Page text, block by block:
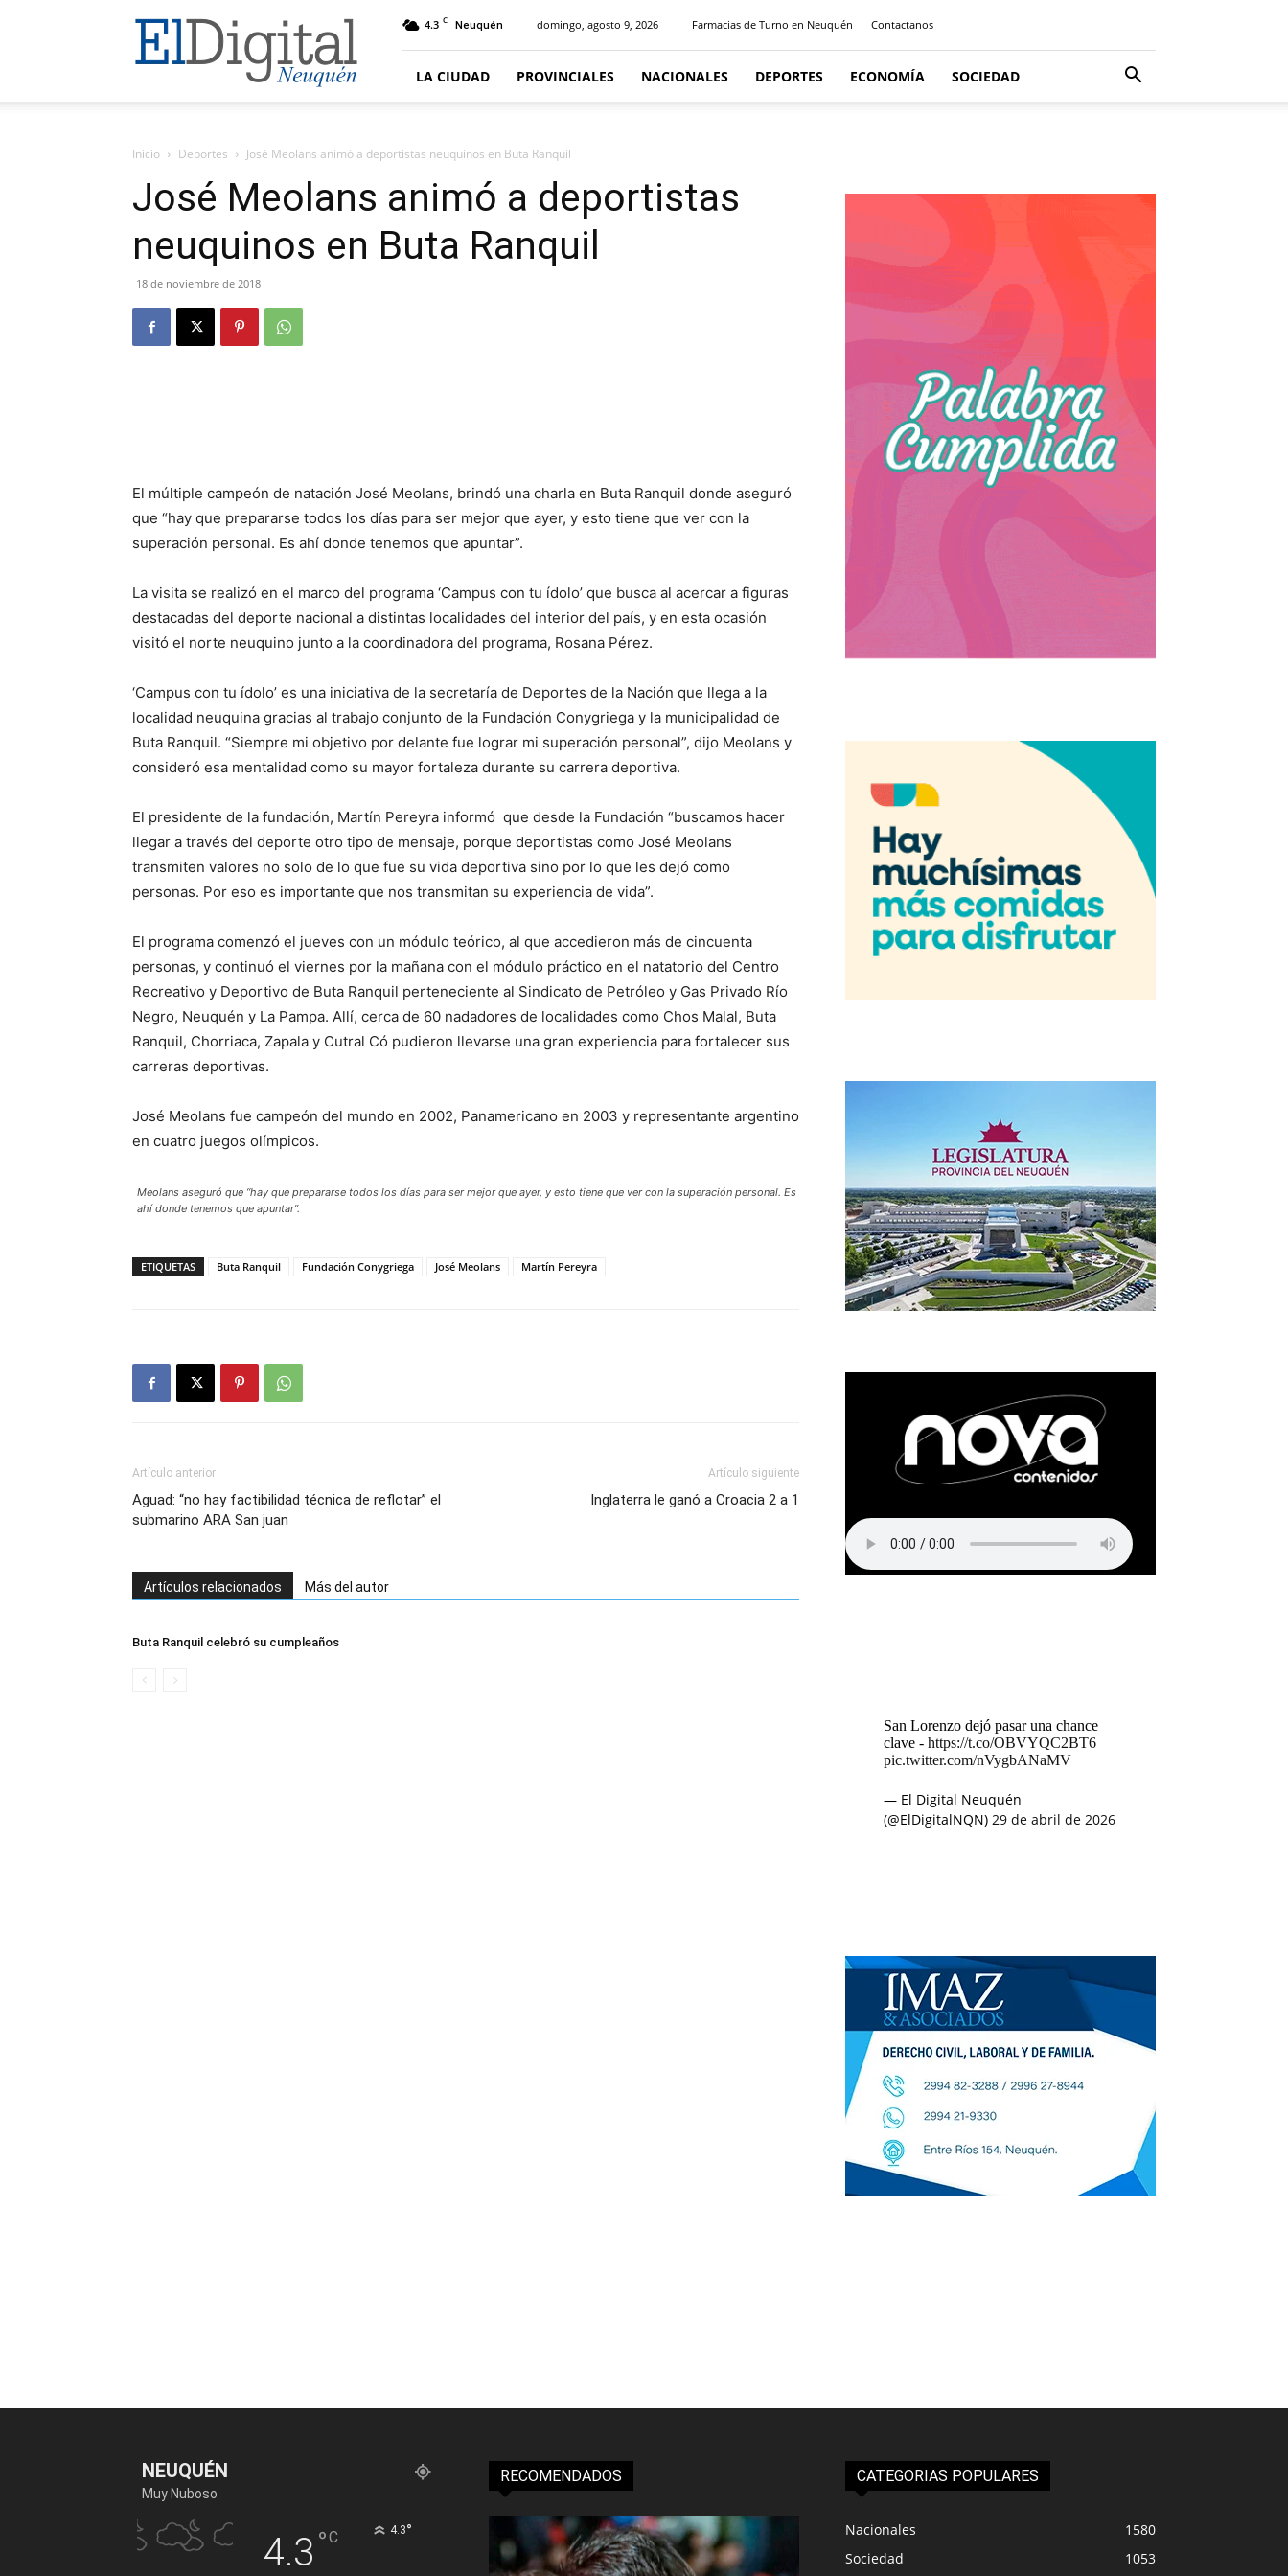
El
Digital
Neuquen
4.3 C Neuquén domingo, agosto 9, 2026 Farmacias de Turno en Neuquén Contactanos
LA CIUDAD PROVINCIALES NACIONALES DEPORTES ECONOMÍA SOCIEDAD
Inicio Deportes José Meolans animó a deportistas neuquinos en Buta Ranquil
José Meolans animó a deportistas
neuquinos en Buta Ranquil
18 de noviembre de 2018
El múltiple campeón de natación José Meolans, brindó una charla en Buta Ranquil donde aseguró
que “hay que prepararse todos los días para ser mejor que ayer, y esto tiene que ver con la
superación personal. Es ahí donde tenemos que apuntar”.
La visita se realizó en el marco del programa ‘Campus con tu ídolo’ que busca al acercar a figuras
destacadas del deporte nacional a distintas localidades del interior del país, y en esta ocasión
visitó el norte neuquino junto a la coordinadora del programa, Rosana Pérez.
‘Campus con tu ídolo’ es una iniciativa de la secretaría de Deportes de la Nación que llega a la
localidad neuquina gracias al trabajo conjunto de la Fundación Conygriega y la municipalidad de
Buta Ranquil. “Siempre mi objetivo por delante fue lograr mi superación personal”, dijo Meolans y
consideró esa mentalidad como su mayor fortaleza durante su carrera deportiva.
El presidente de la fundación, Martín Pereyra informó que desde la Fundación “buscamos hacer
llegar a través del deporte otro tipo de mensaje, porque deportistas como José Meolans
transmiten valores no solo de lo que fue su vida deportiva sino por lo que les dejó como
personas. Por eso es importante que nos transmitan su experiencia de vida”.
El programa comenzó el jueves con un módulo teórico, al que accedieron más de cincuenta
personas, y continuó el viernes por la mañana con el módulo práctico en el natatorio del Centro
Recreativo y Deportivo de Buta Ranquil perteneciente al Sindicato de Petróleo y Gas Privado Río
Negro, Neuquén y La Pampa. Allí, cerca de 60 nadadores de localidades como Chos Malal, Buta
Ranquil, Chorriaca, Zapala y Cutral Có pudieron llevarse una gran experiencia para fortalecer sus
carreras deportivas.
José Meolans fue campeón del mundo en 2002, Panamericano en 2003 y representante argentino
en cuatro juegos olímpicos.
Meolans aseguró que “hay que prepararse todos los días para ser mejor que ayer, y esto tiene que ver con la superación personal. Es
ahí donde tenemos que apuntar”.
ETIQUETAS Buta Ranquil Fundación Conygriega José Meolans Martín Pereyra
Artículo anterior
Aguad: “no hay factibilidad técnica de reflotar” el
submarino ARA San juan
Artículo siguiente
Inglaterra le ganó a Croacia 2 a 1
Artículos relacionados Más del autor
Buta Ranquil celebró su cumpleaños
San Lorenzo dejó pasar una chance
clave - https://t.co/OBVYQC2BT6
pic.twitter.com/nVygbANaMV
— El Digital Neuquén
(@ElDigitalNQN) 29 de abril de 2026
NEUQUÉN
Muy Nuboso
4.3 °C 4.3°
RECOMENDADOS CATEGORIAS POPULARES
Nacionales
1580
Sociedad
1053